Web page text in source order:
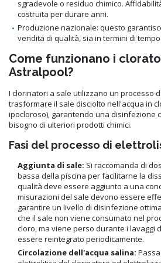
sgradevole o residuo chimico.
costruita per durare anni.
Produzione nazionale: questo
vendita di qualità, sia in termini di
Come funzionano i
Astralpool?
I clorinatori a sale utilizzano un processo
trasformare il sale disciolto nell'acqua in
ipocloroso), garantendo una disinfezione
bisogno di ulteriori prodotti chimici.
Fasi del processo di
Aggiunta di sale: Si raccomanda di
bassa della piscina per facilitarne la
qualità deve essere aggiunto a una
misurazioni del sale devono essere
garantire un livello di disinfezione
che il sale non viene consumato nel
cloro, ma viene perso durante i lavaggi
essere reintegrato periodicamente.
Circolazione dell'acqua salina: